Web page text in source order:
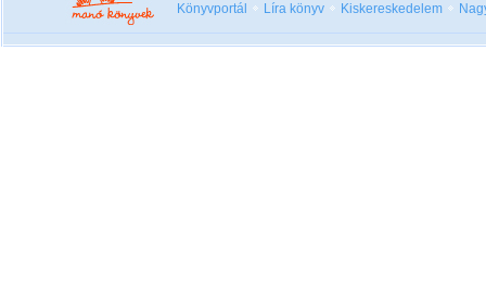
Könyvportál Líra könyv Kiskereskedelem